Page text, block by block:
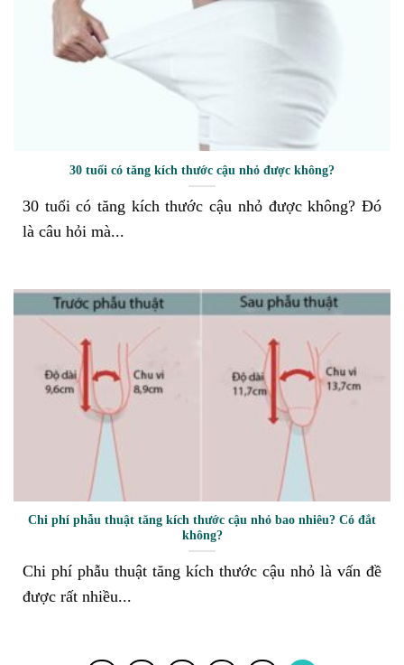
30 tuổi có tăng kích thước cậu nhỏ được không?
30 tuổi có tăng kích thước cậu nhỏ được không? Đó
là câu hỏi mà...
Chi phí phẫu thuật tăng kích thước cậu nhỏ bao nhiêu? Có đắt
không?
Chi phí phẫu thuật tăng kích thước cậu nhỏ là vấn đề
được rất nhiều...